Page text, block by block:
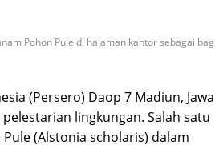
Pohon Pule di halaman kantor sebagai
(Persero) Daop 7 Madiun, Jawa
lingkungan. Salah satu
(Alstonia scholaris) dalam